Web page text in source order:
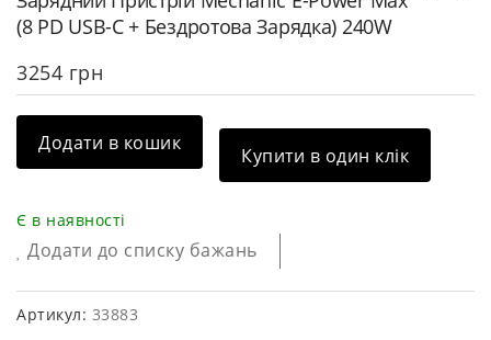
(8 PD USB-C + Бездротова Зарядка) 240W
3254 грн
Додати в кошик
Купити в один клік
Є в наявності
Додати до списку бажань
Артикул: 33883